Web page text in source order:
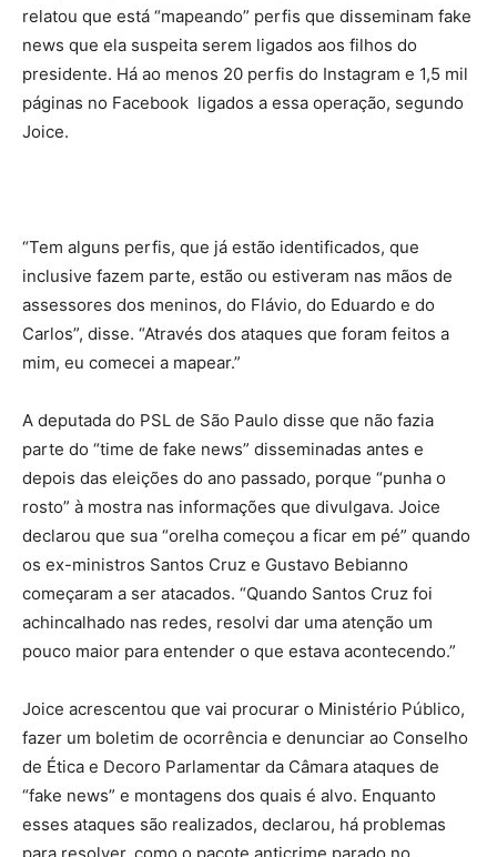
relatou que está “mapeando” perfis que disseminam fake
news que ela suspeita serem ligados aos filhos do
presidente. Há ao menos 20 perfis do Instagram e 1,5 mil
páginas no Facebook ligados a essa operação, segundo
Joice.
“Tem alguns perfis, que já estão identificados, que
inclusive fazem parte, estão ou estiveram nas mãos de
assessores dos meninos, do Flávio, do Eduardo e do
Carlos”, disse. “Através dos ataques que foram feitos a
mim, eu comecei a mapear.”
A deputada do PSL de São Paulo disse que não fazia
parte do “time de fake news” disseminadas antes e
depois das eleições do ano passado, porque “punha o
rosto” à mostra nas informações que divulgava. Joice
declarou que sua “orelha começou a ficar em pé” quando
os ex-ministros Santos Cruz e Gustavo Bebianno
começaram a ser atacados. “Quando Santos Cruz foi
achincalhado nas redes, resolvi dar uma atenção um
pouco maior para entender o que estava acontecendo.”
Joice acrescentou que vai procurar o Ministério Público,
fazer um boletim de ocorrência e denunciar ao Conselho
de Ética e Decoro Parlamentar da Câmara ataques de
“fake news” e montagens dos quais é alvo. Enquanto
esses ataques são realizados, declarou, há problemas
para resolver, como o pacote anticrime parado no